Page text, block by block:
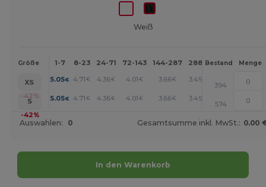
Weiß
Größe 1-7 8-23 24-71 72-143 144-287 288 + Mehr
Bestand Menge
XS
-42%
5.05€ 4.71 € 4.36€ 4.01€ 3.66€ 3.49 +
394
S
-42%
5.05€ 4.71 € 4.36€ 4.01€ 3.66€ 3.49 +
574
Auswahlen: 0 Gesamtsumme inkl. MwSt.: 0.00
In den Warenkorb